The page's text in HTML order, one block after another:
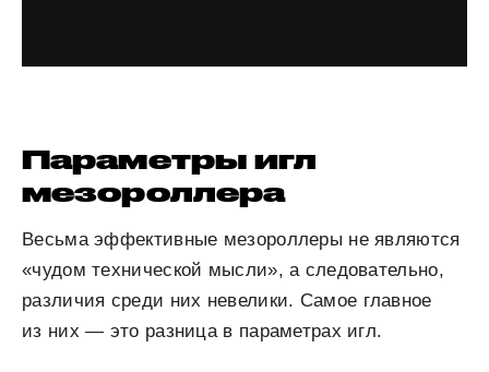
Параметры игл
мезороллера
Весьма эффективные мезороллеры не являются
«чудом технической мысли», а следовательно,
различия среди них невелики. Самое главное
из них — это разница в параметрах игл.